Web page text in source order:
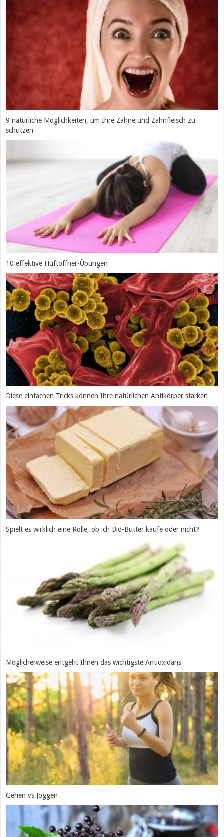
9 natürliche Möglichkeiten, um Ihre Zähne und Zahnfleisch zu
schützen
10 effektive Hüftöffner-Übungen
Diese einfachen Tricks können Ihre natürlichen Antikörper stärken
Spielt es wirklich eine Rolle, ob ich Bio-Butter kaufe oder nicht?
Möglicherweise entgeht Ihnen das wichtigste Antioxidans
Gehen vs Joggen